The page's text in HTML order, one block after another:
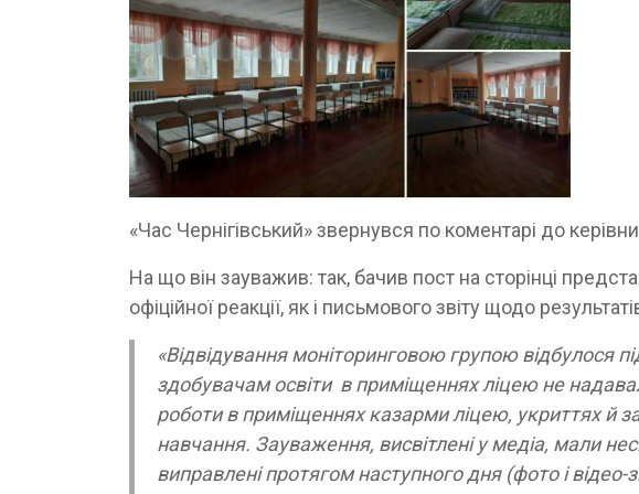
«Час Чернігівський» звернувся по коментарі до
На що він зауважив: так, бачив пост на сторінці
офіційної реакції, як і письмового звіту щодо
«Відвідування моніторинговою групою відбулося
здобувачам освіти в приміщеннях ліцею не
роботи в приміщеннях казарми ліцею, укриттях й
навчання. Зауваження, висвітлені у медіа, мали
виправлені протягом наступного дня (фото і відео-